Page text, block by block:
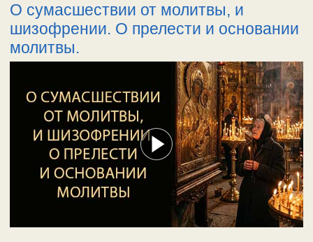
О сумасшествии от молитвы, и
шизофрении. О прелести и основании
молитвы.